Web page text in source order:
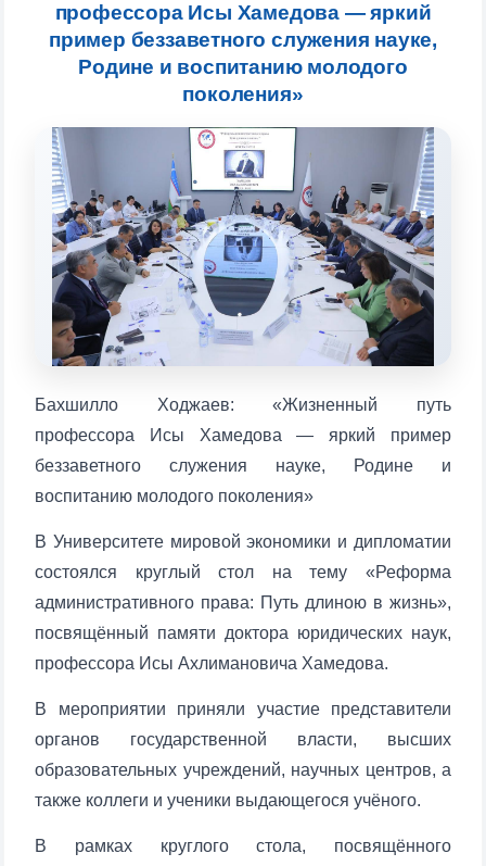
профессора Исы Хамедова — яркий
пример беззаветного служения науке,
Родине и воспитанию молодого
поколения»
Бахшилло Ходжаев: «Жизненный путь
профессора Исы Хамедова — яркий пример
беззаветного служения науке, Родине и
воспитанию молодого поколения»
В Университете мировой экономики и дипломатии
состоялся круглый стол на тему «Реформа
административного права: Путь длиною в жизнь»,
посвящённый памяти доктора юридических наук,
профессора Исы Ахлимановича Хамедова.
В мероприятии приняли участие представители
органов государственной власти, высших
образовательных учреждений, научных центров, а
также коллеги и ученики выдающегося учёного.
В рамках круглого стола, посвящённого
Leave your admissions-related
inquiries here.
will appear:
3. Interview (bachelor) (8) 4. Interview (masters) (5)
5. Tuition fee (2) 6. Online application (16)
7. Call-center (4) 8. Bachelor quota (1)
9. Master quota (1) ✉️ Write to administrator